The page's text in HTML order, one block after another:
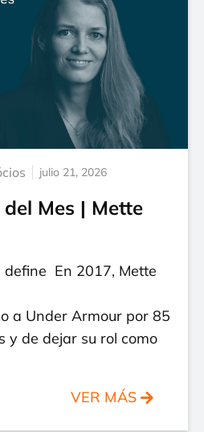
julio 21, 2026
Mes | Mette
define En 2017, Mette
a Under Armour por 85
y de dejar su rol como
VER MÁS